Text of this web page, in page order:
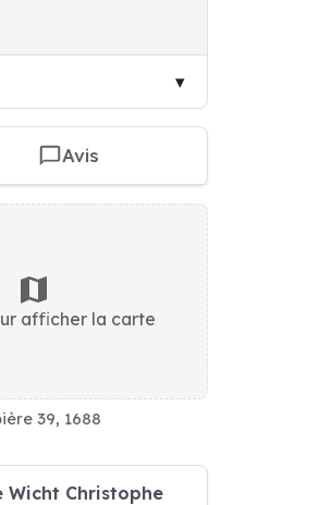
Avis
afficher la carte
39, 1688
Wicht Christophe